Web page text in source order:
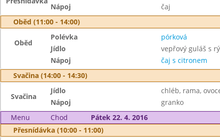
Nápoj
čaj
Oběd (11:00 - 14:00)
Oběd
Polévka
pórková
Jídlo
vepřový guláš s
Nápoj
čaj s citronem
Svačina (14:00 - 14:30)
Svačina
Jídlo
chléb, rama,
Nápoj
granko
Menu
Chod
Pátek 22. 4. 2016
Přesnídávka (10:00 - 11:00)